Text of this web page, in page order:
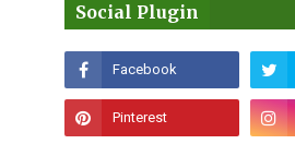
Social Plugin